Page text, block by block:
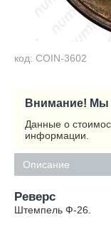
код: COIN-3602
Внимание! Мы
Данные о
информации.
Описание
Реверс
Штемпель Ф-26.